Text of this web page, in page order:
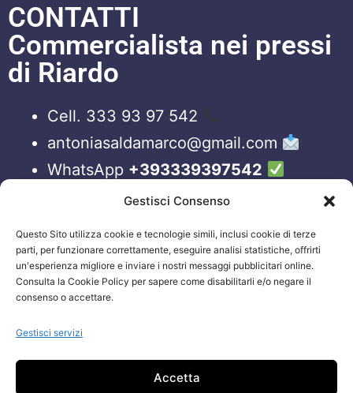
Gestisci Consenso
Questo Sito utilizza cookie e tecnologie simili, inclusi cookie di terze
parti, per funzionare correttamente, eseguire analisi statistiche, offrirti
un'esperienza migliore e inviare i nostri messaggi pubblicitari online.
Consulta la Cookie Policy per sapere come disabilitarli e/o negare il
consenso o accettare.
Gestisci servizi
Accetta
CONTATTI
Commercialista nei pressi
di Riardo
Cell. 333 93 97 542
antoniasaldamarco@gmail.com
WhatsApp +393339397542
ORARI APERTURA UFFICI
Lun-Ven 09:00 – 19:00
Siamo sempre attivi e online sui nostri social.
Non esiti a contattarci, anche fuori gli orari
sopraelencati via email.